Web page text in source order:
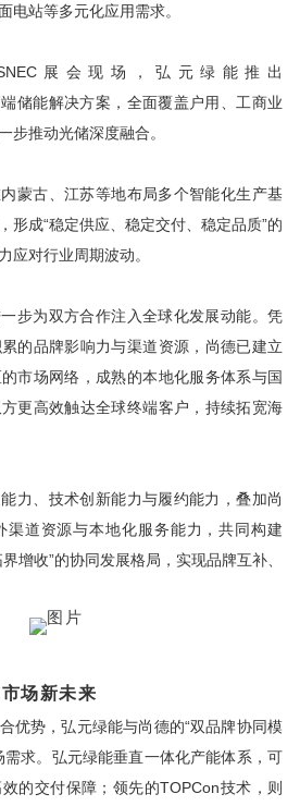
电站等多元化应用需求。
展会现场，弘元绿能推出
储能解决方案，全面覆盖户用、工商业
步推动光储深度融合。
蒙古、江苏等地布局多个智能化生产基
形成“稳定供应、稳定交付、稳定品质”的
应对行业周期波动。
步为双方合作注入全球化发展动能。凭
的品牌影响力与渠道资源，尚德已建立
市场网络，成熟的本地化服务体系与国
更高效触达全球终端客户，持续拓宽海
力、技术创新能力与履约能力，叠加尚
渠道资源与本地化服务能力，共同构建
增收”的协同发展格局，实现品牌互补、
场新未来
优势，弘元绿能与尚德的“双品牌协同模
需求。弘元绿能垂直一体化产能体系，可
的交付保障； 领先的TOPCon技术，则